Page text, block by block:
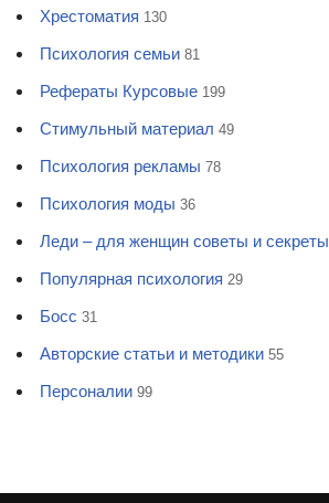
Хрестоматия 130
Психология семьи 81
Рефераты Курсовые 199
Стимульный материал 49
Психология рекламы 78
Психология моды 36
Леди – для женщин советы и секреты
Популярная психология 29
Босс 31
Авторские статьи и методики 55
Персоналии 99